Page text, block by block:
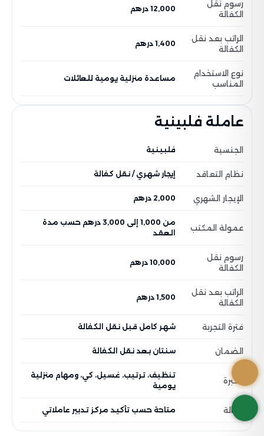
رسوم نقل
الكفالة
12,000 درهم
الراتب بعد نقل
الكفالة
1,400 درهم
نوع الاستخدام
المناسب
مساعدة منزلية يومية للعائلات
عاملة فلبينية
الجنسية فلبينية
نظام التعاقد إيجار شهري / نقل كفالة
الإيجار الشهري 2,000 درهم
عمولة المكتب
من 1,000 إلى 3,000 درهم حسب مدة
العقد
رسوم نقل
الكفالة
10,000 درهم
الراتب بعد نقل
الكفالة
1,500 درهم
فترة التجربة شهر كامل قبل نقل الكفالة
الضمان سنتان بعد نقل الكفالة
الخبرة
تنظيف، ترتيب، غسيل، كي، ومهام منزلية
يومية
الحالة متاحة حسب تأكيد مركز تدبير عاملاتي